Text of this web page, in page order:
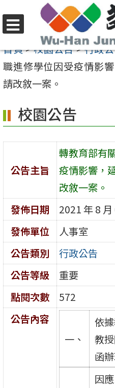
至
要
內
區
選
單
首頁>校園公告>行政
職進修學位因受疫情影
請改敘一案。
校園公告
公告主旨
轉教育部有
疫情影響，
改敘一案。
發佈日期
2021 年 8 月
發佈單位
人事室
公告類別
行政公告
公告等級
重要
點閱次數
572
公告內容
一、
依
教
函
因